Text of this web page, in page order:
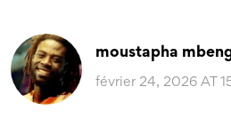
moustapha
février 24, 2026 AT